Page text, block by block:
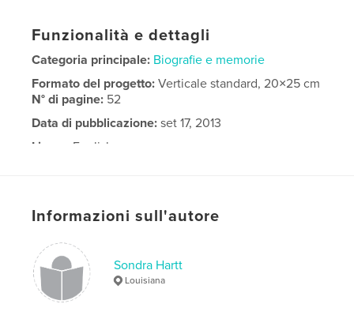
Funzionalità e dettagli
Categoria principale: Biografie e memorie
Formato del progetto:Verticale standard, 20×25 cm
N° di pagine: 52
Data di pubblicazione: set 17, 2013
Lingua
English
Informazioni sull'autore
Sondra Hartt
Louisiana